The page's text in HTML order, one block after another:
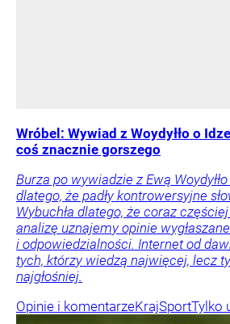
Wróbel: Wywiad z Woydyłło o
coś znacznie gorszego
Burza po wywiadzie z Ewą
dlatego, że padły kontrowersyjne
Wybuchła dlatego, że coraz
analizę uznajemy opinie
i odpowiedzialności. Internet od
tych, którzy wiedzą najwięcej, lecz
najgłośniej.
Opinie i komentarzeKrajSportTylko